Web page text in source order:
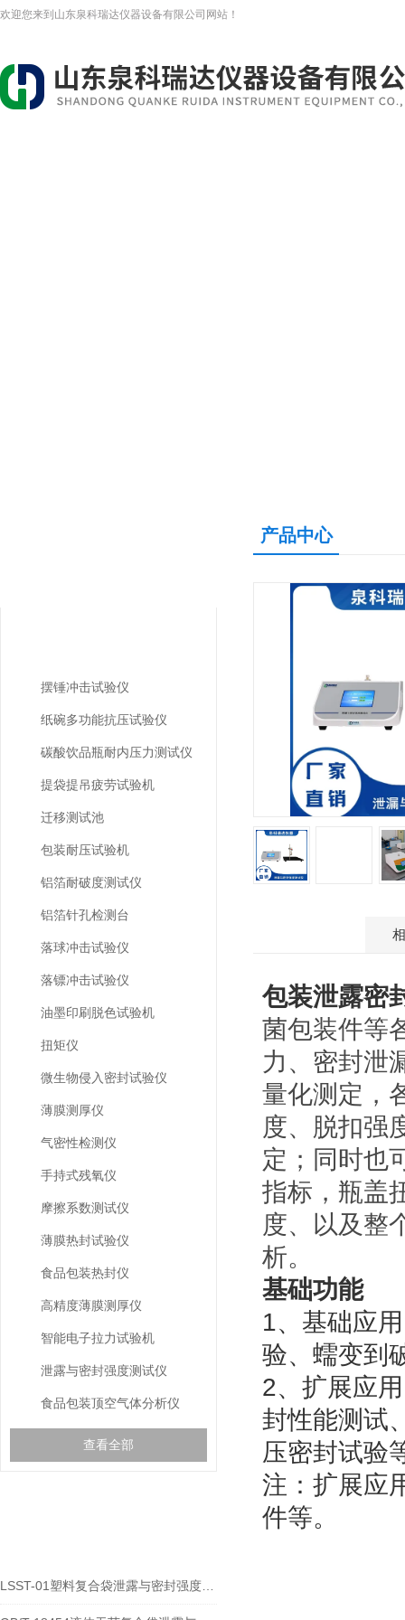
欢迎您来到山东泉科瑞达仪器设备有限公司网站！
摆锤冲击试验仪
纸碗多功能抗压试验仪
碳酸饮品瓶耐内压力测试仪
提袋提吊疲劳试验机
迁移测试池
包装耐压试验机
铝箔耐破度测试仪
铝箔针孔检测台
落球冲击试验仪
落镖冲击试验仪
油墨印刷脱色试验机
扭矩仪
微生物侵入密封试验仪
薄膜测厚仪
气密性检测仪
手持式残氧仪
摩擦系数测试仪
薄膜热封试验仪
食品包装热封仪
高精度薄膜测厚仪
智能电子拉力试验机
泄露与密封强度测试仪
食品包装顶空气体分析仪
查看全部
产品中心
包装泄露密
菌包装件等
力、密封泄
量化测定，
度、脱扣强
定；同时也
指标，瓶盖
度、以及整
析。
基础功能
1、基础应
验、蠕变到
2、扩展应
封性能测试
压密封试验
注：扩展应
件等。